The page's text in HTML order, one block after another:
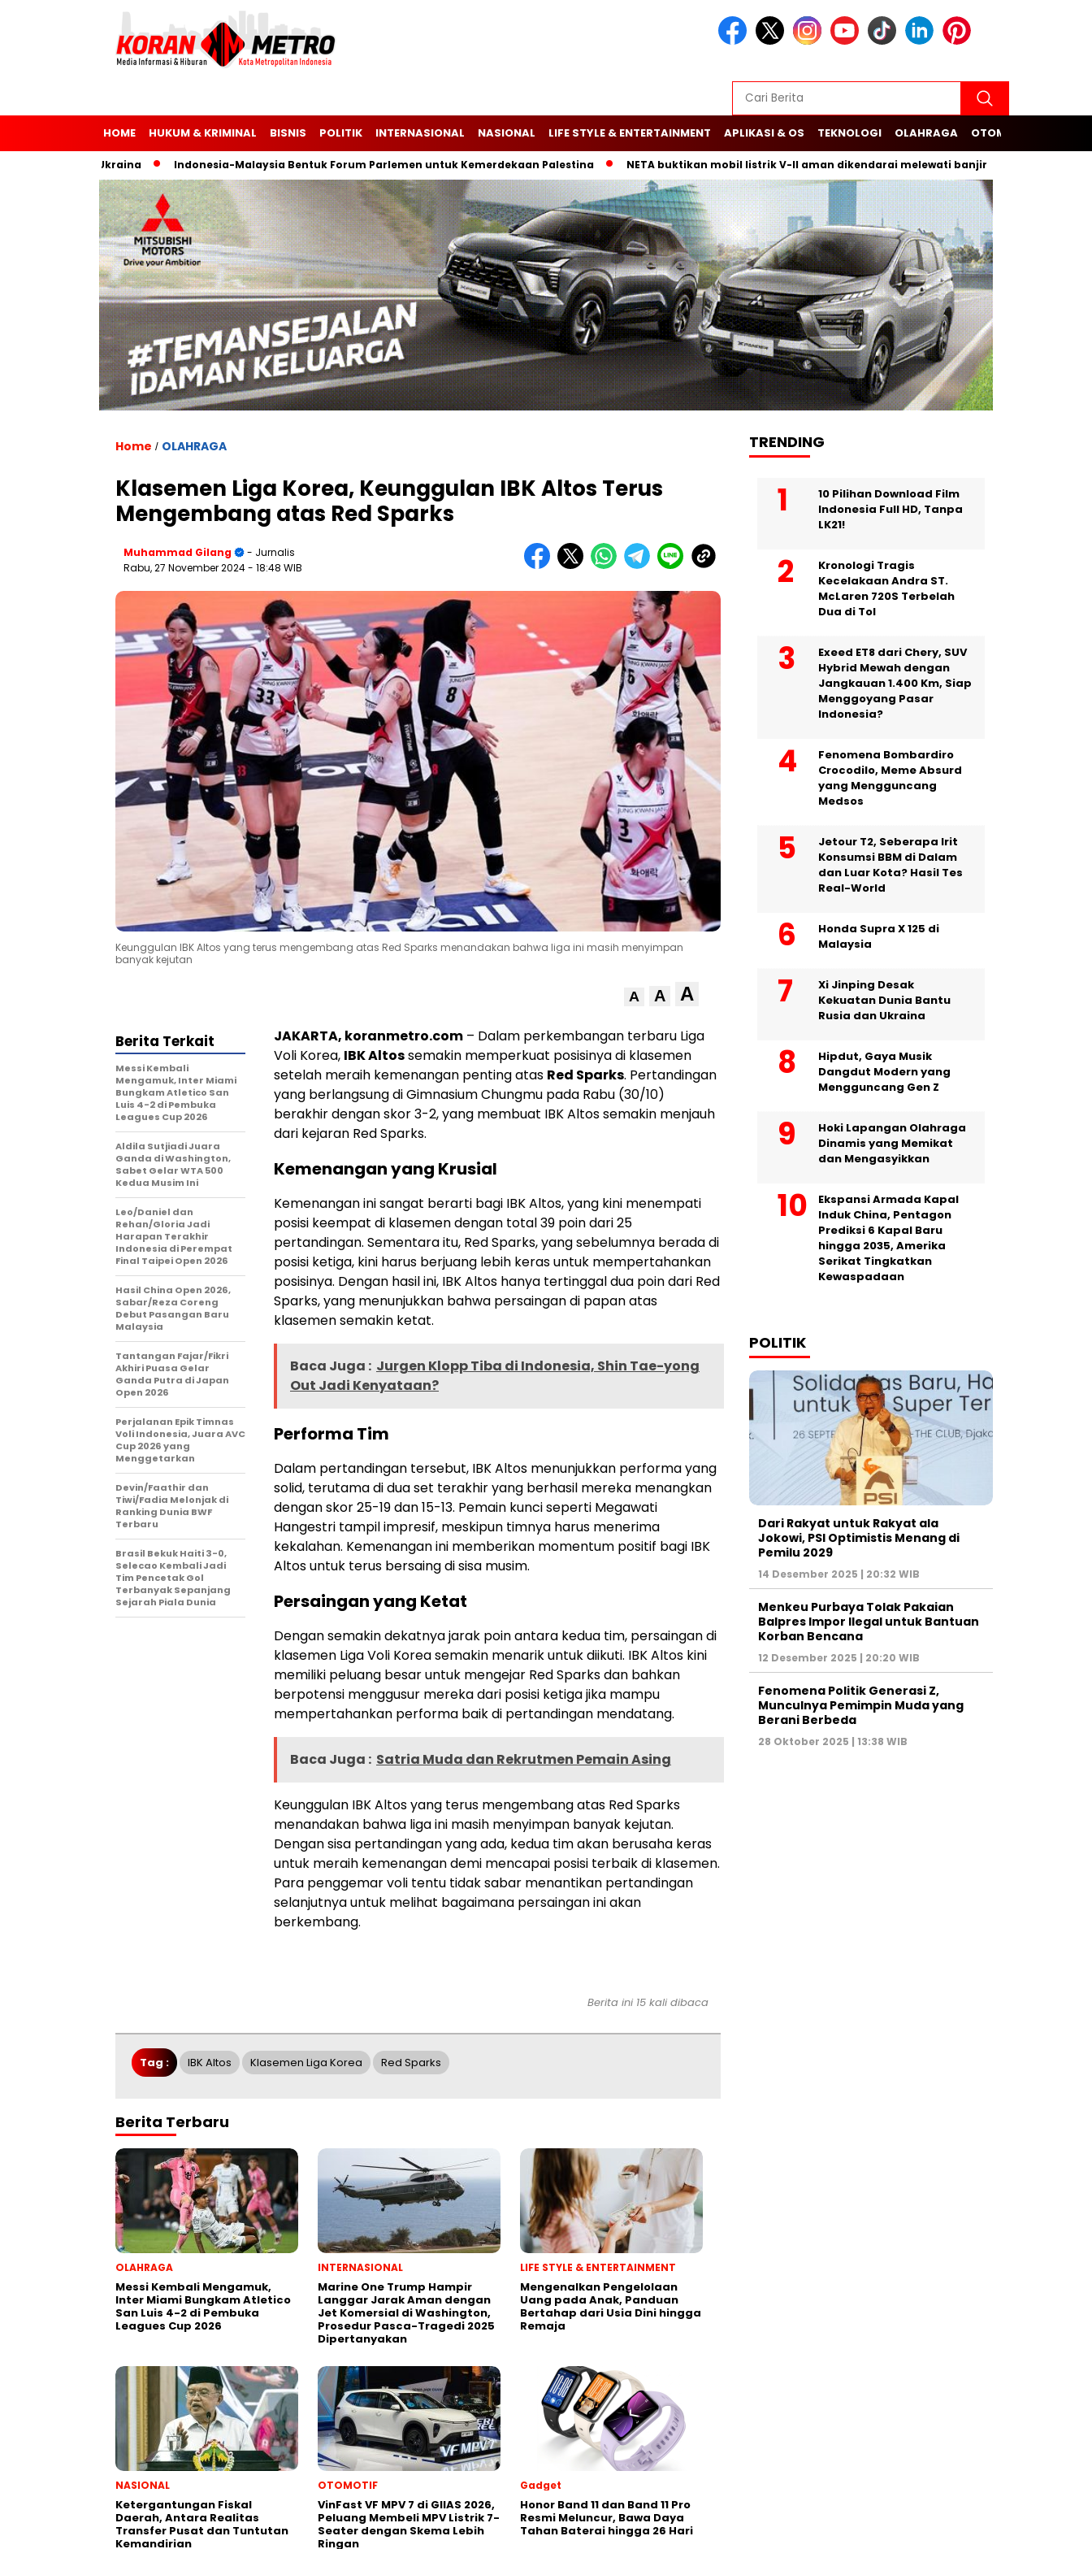
HOME HUKUM & KRIMINAL BISNIS POLITIK INTERNASIONAL NASIONAL LIFE STYLE & ENTERTAINMENT APLIKASI & OS TEKNOLOGI OLAHRAGA OTOMOTIF
Indonesia-Malaysia Bentuk Forum Parlemen untuk Kemerdekaan Palestina NETA buktikan mobil listrik V-II aman dikendarai melewati banjir Budi Arie Setiadi
Home / OLAHRAGA
Klasemen Liga Korea, Keunggulan IBK Altos Terus
Mengembang atas Red Sparks
Muhammad Gilang
- Jurnalis
Rabu, 27 November 2024- 18:48 WIB
Keunggulan IBK Altos yang terus mengembang atas Red Sparks menandakan bahwa liga ini masih menyimpan
banyak kejutan
A A A
JAKARTA, koranmetro.com – Dalam perkembangan terbaru Liga
Voli Korea, IBK Altossemakin memperkuat posisinya di klasemen
setelah meraih kemenangan penting atas Red Sparks. Pertandingan
yang berlangsung di Gimnasium Chungmu pada Rabu (30/10)
berakhir dengan skor 3-2, yang membuat IBK Altos semakin menjauh
dari kejaran Red Sparks.
Kemenangan yang Krusial
Kemenangan ini sangat berarti bagi IBK Altos, yang kini menempati
posisi keempat di klasemen dengan total 39 poin dari 25
pertandingan. Sementara itu, Red Sparks, yang sebelumnya berada di
posisi ketiga, kini harus berjuang lebih keras untuk mempertahankan
posisinya. Dengan hasil ini, IBK Altos hanya tertinggal dua poin dari Red
Sparks, yang menunjukkan bahwa persaingan di papan atas
klasemen semakin ketat.
Baca Juga : Jurgen Klopp Tiba di Indonesia, Shin Tae-yong
Out Jadi Kenyataan?
Performa Tim
Dalam pertandingan tersebut, IBK Altos menunjukkan performa yang
solid, terutama di dua set terakhir yang berhasil mereka menangkan
dengan skor 25-19 dan 15-13. Pemain kunci seperti Megawati
Hangestri tampil impresif, meskipun timnya harus menerima
kekalahan. Kemenangan ini memberikan momentum positif bagi IBK
Altos untuk terus bersaing di sisa musim.
Persaingan yang Ketat
Dengan semakin dekatnya jarak poin antara kedua tim, persaingan di
klasemen Liga Voli Korea semakin menarik untuk diikuti. IBK Altos kini
memiliki peluang besar untuk mengejar Red Sparks dan bahkan
berpotensi menggusur mereka dari posisi ketiga jika mampu
mempertahankan performa baik di pertandingan mendatang.
Baca Juga : Satria Muda dan Rekrutmen Pemain Asing
Keunggulan IBK Altos yang terus mengembang atas Red Sparks
menandakan bahwa liga ini masih menyimpan banyak kejutan.
Dengan sisa pertandingan yang ada, kedua tim akan berusaha keras
untuk meraih kemenangan demi mencapai posisi terbaik di klasemen.
Para penggemar voli tentu tidak sabar menantikan pertandingan
selanjutnya untuk melihat bagaimana persaingan ini akan
berkembang.
Berita Terkait
Messi Kembali
Mengamuk, Inter Miami
Bungkam Atletico San
Luis 4-2 di Pembuka
Leagues Cup 2026
Aldila Sutjiadi Juara
Ganda di Washington,
Sabet Gelar WTA 500
Kedua Musim Ini
Leo/Daniel dan
Rehan/Gloria Jadi
Harapan Terakhir
Indonesia di Perempat
Final Taipei Open 2026
Hasil China Open 2026,
Sabar/Reza Coreng
Debut Pasangan Baru
Malaysia
Tantangan Fajar/Fikri
Akhiri Puasa Gelar
Ganda Putra di Japan
Open 2026
Perjalanan Epik Timnas
Voli Indonesia, Juara AVC
Cup 2026 yang
Menggetarkan
Devin/Faathir dan
Tiwi/Fadia Melonjak di
Ranking Dunia BWF
Terbaru
Brasil Bekuk Haiti 3-0,
Selecao Kembali Jadi
Tim Pencetak Gol
Terbanyak Sepanjang
Sejarah Piala Dunia
Berita ini 15 kali dibaca
Tag : IBK Altos Klasemen Liga Korea Red Sparks
Berita Terbaru
OLAHRAGA
Messi Kembali Mengamuk,
Inter Miami Bungkam Atletico
San Luis 4-2 di Pembuka
Leagues Cup 2026
INTERNASIONAL
Marine One Trump Hampir
Langgar Jarak Aman dengan
Jet Komersial di Washington,
Prosedur Pasca-Tragedi 2025
Dipertanyakan
LIFE STYLE & ENTERTAINMENT
Mengenalkan Pengelolaan
Uang pada Anak, Panduan
Bertahap dari Usia Dini hingga
Remaja
NASIONAL
Ketergantungan Fiskal
Daerah, Antara Realitas
Transfer Pusat dan Tuntutan
Kemandirian
OTOMOTIF
VinFast VF MPV 7 di GIIAS 2026,
Peluang Membeli MPV Listrik 7-
Seater dengan Skema Lebih
Ringan
Gadget
Honor Band 11 dan Band 11 Pro
Resmi Meluncur, Bawa Daya
Tahan Baterai hingga 26 Hari
TRENDING
10 Pilihan Download Film
Indonesia Full HD, Tanpa
LK21!
Kronologi Tragis
Kecelakaan Andra ST.
McLaren 720S Terbelah
Dua di Tol
Exeed ET8 dari Chery, SUV
Hybrid Mewah dengan
Jangkauan 1.400 Km, Siap
Menggoyang Pasar
Indonesia?
Fenomena Bombardiro
Crocodilo, Meme Absurd
yang Mengguncang
Medsos
Jetour T2, Seberapa Irit
Konsumsi BBM di Dalam
dan Luar Kota? Hasil Tes
Real-World
Honda Supra X 125 di
Malaysia
Xi Jinping Desak
Kekuatan Dunia Bantu
Rusia dan Ukraina
Hipdut, Gaya Musik
Dangdut Modern yang
Mengguncang Gen Z
Hoki Lapangan Olahraga
Dinamis yang Memikat
dan Mengasyikkan
Ekspansi Armada Kapal
Induk China, Pentagon
Prediksi 6 Kapal Baru
hingga 2035, Amerika
Serikat Tingkatkan
Kewaspadaan
POLITIK
Dari Rakyat untuk Rakyat ala
Jokowi, PSI Optimistis Menang di
Pemilu 2029
14 Desember 2025 | 20:32 WIB
Menkeu Purbaya Tolak Pakaian
Balpres Impor Ilegal untuk Bantuan
Korban Bencana
12 Desember 2025 | 20:20 WIB
Fenomena Politik Generasi Z,
Munculnya Pemimpin Muda yang
Berani Berbeda
28 Oktober 2025 | 13:38 WIB